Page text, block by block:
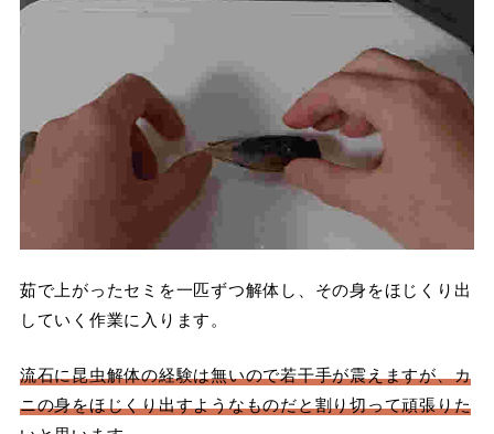
茹で上がったセミを一匹ずつ解体し、その身をほじくり出
していく作業に入ります。
流石に昆虫解体の経験は無いので若干手が震えますが、カ
ニの身をほじくり出すようなものだと割り切って頑張りた